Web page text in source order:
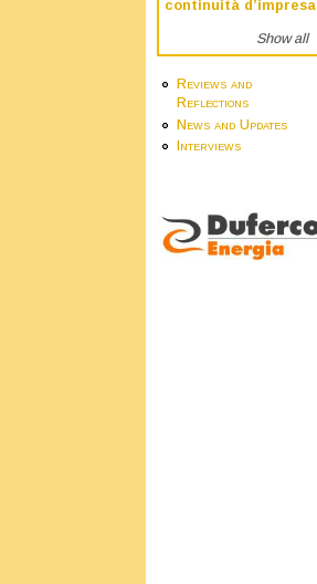
continuità d’impresa
Show all
Reviews and
Reflections
News and Updates
Interviews